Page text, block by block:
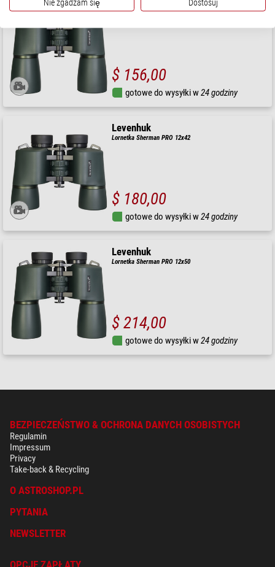
Lornetka Sherman PRO 7x50
$ 156,00
gotowe do wysyłki w24 godziny
Levenhuk
Lornetka Sherman PRO 12x42
$ 180,00
gotowe do wysyłki w24 godziny
Levenhuk
Lornetka Sherman PRO 12x50
$ 214,00
gotowe do wysyłki w24 godziny
BEZPIECZEŃSTWO & OCHRONA DANYCH OSOBISTYCH
Regulamin
Impressum
Privacy
Take-back & Recycling
O ASTROSHOP.PL
PYTANIA
NEWSLETTER
Nie zgadzam się Dostosuj